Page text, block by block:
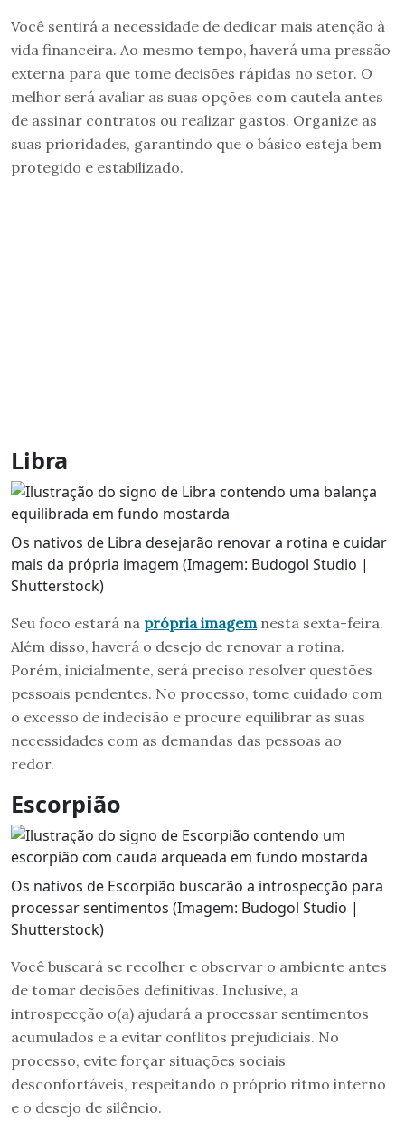
Você sentirá a necessidade de dedicar mais atenção à
vida financeira. Ao mesmo tempo, haverá uma pressão
externa para que tome decisões rápidas no setor. O
melhor será avaliar as suas opções com cautela antes
de assinar contratos ou realizar gastos. Organize as
suas prioridades, garantindo que o básico esteja bem
protegido e estabilizado.
Libra
Os nativos de Libra desejarão renovar a rotina e cuidar
mais da própria imagem (Imagem: Budogol Studio |
Shutterstock)
Seu foco estará na própria imagem nesta sexta-feira.
Além disso, haverá o desejo de renovar a rotina.
Porém, inicialmente, será preciso resolver questões
pessoais pendentes. No processo, tome cuidado com
o excesso de indecisão e procure equilibrar as suas
necessidades com as demandas das pessoas ao
redor.
Escorpião
Os nativos de Escorpião buscarão a introspecção para
processar sentimentos (Imagem: Budogol Studio |
Shutterstock)
Você buscará se recolher e observar o ambiente antes
de tomar decisões definitivas. Inclusive, a
introspecção o(a) ajudará a processar sentimentos
acumulados e a evitar conflitos prejudiciais. No
processo, evite forçar situações sociais
desconfortáveis, respeitando o próprio ritmo interno
e o desejo de silêncio.